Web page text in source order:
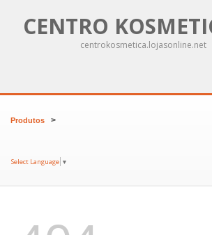
CENTRO
centrokosmetica.lojasonline.net
Produtos >
Select Language ▼